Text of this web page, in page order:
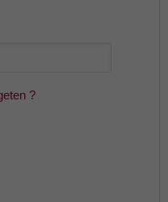
?